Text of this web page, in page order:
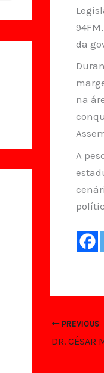
da
na
A
PREVIOUS